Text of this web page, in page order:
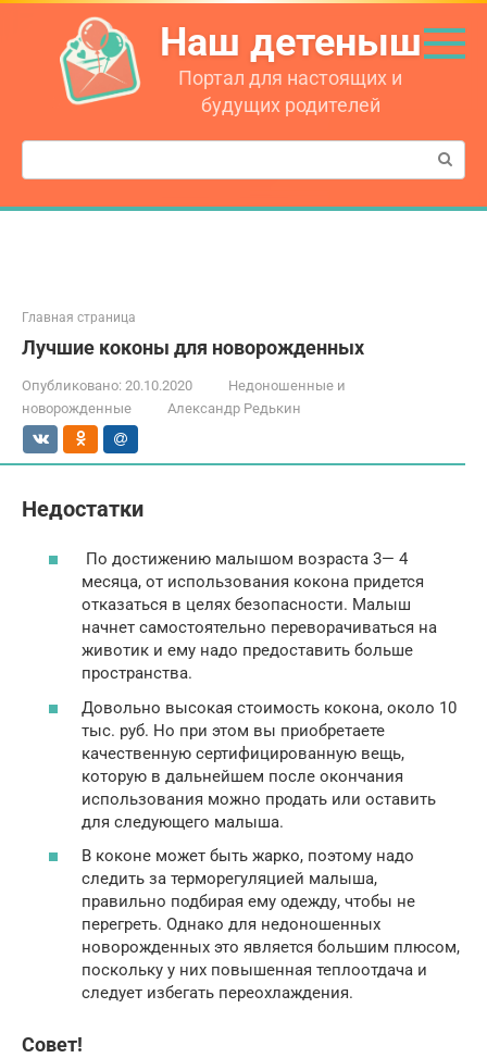
Перейти
контенту
Наш детеныш
Портал для настоящих и
будущих родителей
Поиск:
Главная страница
Лучшие коконы для новорожденных
Опубликовано: 20.10.2020
Недоношенные и
новорожденные
Александр Редькин
Недостатки
По достижению малышом возраста 3— 4
месяца, от использования кокона придется
отказаться в целях безопасности. Малыш
начнет самостоятельно переворачиваться на
животик и ему надо предоставить больше
пространства.
Довольно высокая стоимость кокона, около 10
тыс. руб. Но при этом вы приобретаете
качественную сертифицированную вещь,
которую в дальнейшем после окончания
использования можно продать или оставить
для следующего малыша.
В коконе может быть жарко, поэтому надо
следить за терморегуляцией малыша,
правильно подбирая ему одежду, чтобы не
перегреть. Однако для недоношенных
новорожденных это является большим плюсом,
поскольку у них повышенная теплоотдача и
следует избегать переохлаждения.
Совет!